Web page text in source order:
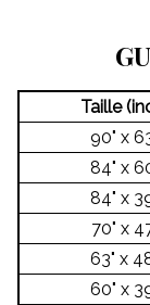
Taille
90" x
84" x
84" x
70" x
63" x
60" x